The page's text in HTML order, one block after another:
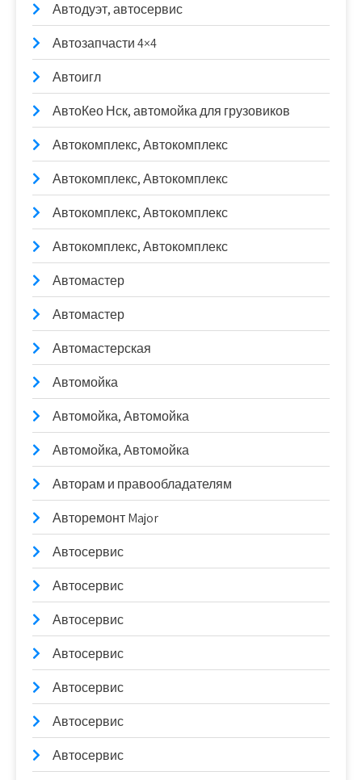
Автодуэт, автосервис
Автозапчасти 4×4
Автоигл
АвтоКео Нск, автомойка для грузовиков
Автокомплекс, Автокомплекс
Автокомплекс, Автокомплекс
Автокомплекс, Автокомплекс
Автокомплекс, Автокомплекс
Автомастер
Автомастер
Автомастерская
Автомойка
Автомойка, Автомойка
Автомойка, Автомойка
Авторам и правообладателям
Авторемонт Major
Автосервис
Автосервис
Автосервис
Автосервис
Автосервис
Автосервис
Автосервис